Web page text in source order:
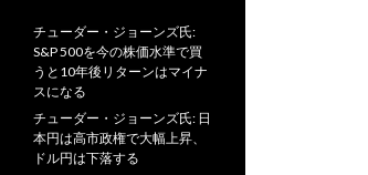
チューダー・ジョーンズ氏:
S&P 500を今の株価水準で買
うと10年後リターンはマイナ
スになる
チューダー・ジョーンズ氏: 日
本円は高市政権で大幅上昇、
ドル円は下落する